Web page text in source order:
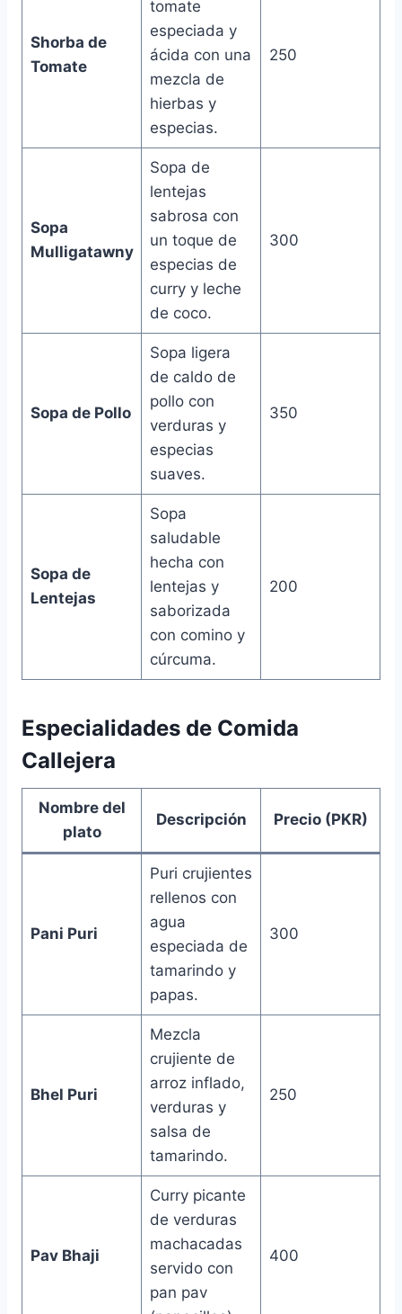
Shorba de
Tomate
tomate
especiada y
ácida con una
mezcla de
hierbas y
especias.
250
Sopa
Mulligatawny
Sopa de
lentejas
sabrosa con
un toque de
especias de
curry y leche
de coco.
300
Sopa de Pollo
Sopa ligera
de caldo de
pollo con
verduras y
especias
suaves.
350
Sopa de
Lentejas
Sopa
saludable
hecha con
lentejas y
saborizada
con comino y
cúrcuma.
200
Especialidades de Comida
Callejera
Nombre del
plato
Descripción Precio (PKR)
Pani Puri
Puri crujientes
rellenos con
agua
especiada de
tamarindo y
papas.
300
Bhel Puri
Mezcla
crujiente de
arroz inflado,
verduras y
salsa de
tamarindo.
250
Pav Bhaji
Curry picante
de verduras
machacadas
servido con
pan pav
400